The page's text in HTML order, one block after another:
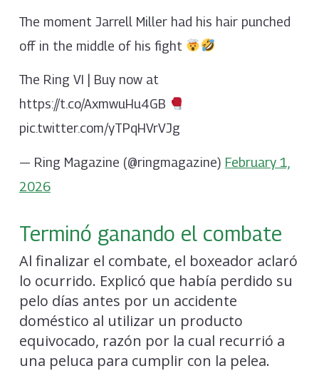
The moment Jarrell Miller had his hair punched
off in the middle of his fight
The Ring VI | Buy now at
https://t.co/AxmwuHu4GB
pic.twitter.com/yTPqHVrVJg
— Ring Magazine (@ringmagazine) February 1,
2026
Terminó ganando el combate
Al finalizar el combate, el boxeador aclaró
lo ocurrido. Explicó que había perdido su
pelo días antes por un accidente
doméstico al utilizar un producto
equivocado, razón por la cual recurrió a
una peluca para cumplir con la pelea.